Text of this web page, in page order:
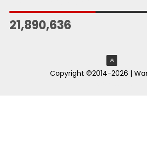
21,890,636
Copyright ©2014-2026 |